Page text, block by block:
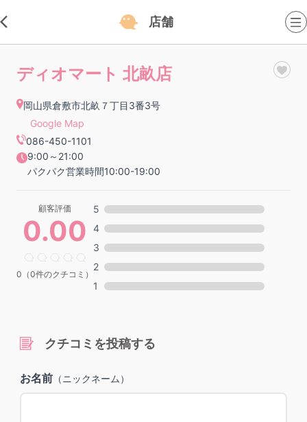
店舗
ディオマート 北畝店
岡山県倉敷市北畝７丁目3番3号
Google Map
086-450-1101
9:00～21:00
パクパク営業時間10:00-19:00
顧客評価
0.00
0（0件のクチコミ）
5
4
3
2
1
クチコミを投稿する
お名前（ニックネーム）